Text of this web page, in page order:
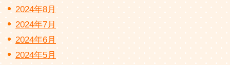
2024年8月
2024年7月
2024年6月
2024年5月